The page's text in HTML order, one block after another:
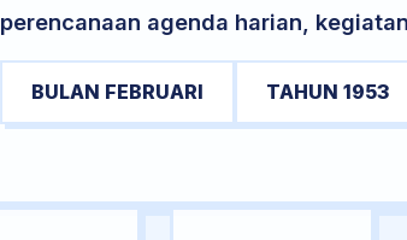
perencanaan agenda harian,
BULAN FEBRUARI TAHUN 1953